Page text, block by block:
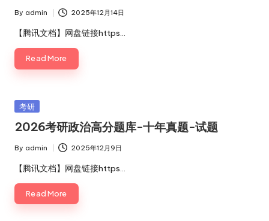
Posted
by
By admin 2025年12月14日
【腾讯文档】网盘链接https…
Read More
Posted
考研
2026考研政治高分题库-十年真题-试题
Posted
by
By admin 2025年12月9日
【腾讯文档】网盘链接https…
Read More